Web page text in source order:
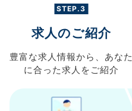
STEP.3
求人のご紹介
豊富な求人情報から、 あなた
に合った求人を ご紹介